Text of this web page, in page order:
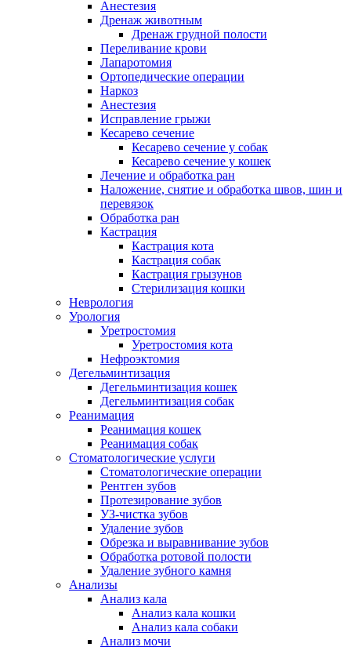
Анестезия
Дренаж животным
Дренаж грудной полости
Переливание крови
Лапаротомия
Ортопедические операции
Наркоз
Анестезия
Исправление грыжи
Кесарево сечение
Кесарево сечение у собак
Кесарево сечение у кошек
Лечение и обработка ран
Наложение, снятие и обработка швов, шин и
перевязок
Обработка ран
Кастрация
Кастрация кота
Кастрация собак
Кастрация грызунов
Стерилизация кошки
Неврология
Урология
Уретростомия
Уретростомия кота
Нефроэктомия
Дегельминтизация
Дегельминтизация кошек
Дегельминтизация собак
Реанимация
Реанимация кошек
Реанимация собак
Стоматологические услуги
Стоматологические операции
Рентген зубов
Протезирование зубов
УЗ-чистка зубов
Удаление зубов
Обрезка и выравнивание зубов
Обработка ротовой полости
Удаление зубного камня
Анализы
Анализ кала
Анализ кала кошки
Анализ кала собаки
Анализ мочи